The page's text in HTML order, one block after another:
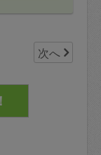
「捨てちゃ
納戸の整理
次へ